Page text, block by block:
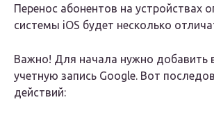
Перенос абонентов на устройствах
системы iOS будет несколько
Важно! Для начала нужно добавить
учетную запись Google. Вот
действий: